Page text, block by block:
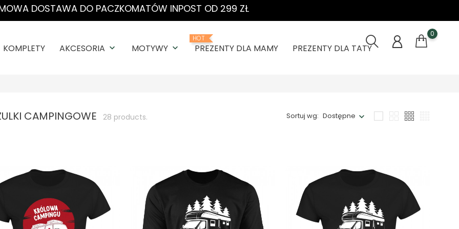
DOSTAWA DO PACZKOMATÓW INPOST OD 299 ZŁ
KOMPLETY AKCESORIA keyboard_arrow_down MOTYWY keyboard_arrow_down
HOT
PREZENTY DLA MAMY PREZENTY DLA TATY
0
CAMPINGOWE 28 products. Sortuj wg: Dostępne